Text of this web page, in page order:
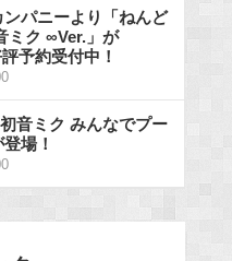
パニーより「ねんど
ミク ∞Ver.」が
予約受付中！
音ミク みんなでプー
場！